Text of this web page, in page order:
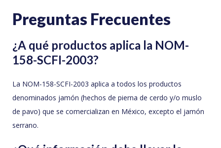
Preguntas Frecuentes
¿A qué productos aplica la NOM-
158-SCFI-2003?
La NOM-158-SCFI-2003 aplica a todos los productos
denominados jamón (hechos de pierna de cerdo y/o muslo
de pavo) que se comercializan en México, excepto el jamón
serrano.